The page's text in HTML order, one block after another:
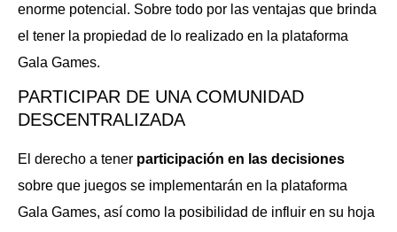
enorme potencial. Sobre todo por las ventajas que brinda
el tener la propiedad de lo realizado en la plataforma
Gala Games.
PARTICIPAR DE UNA COMUNIDAD
DESCENTRALIZADA
El derecho a tener participación en las decisiones
sobre que juegos se implementarán en la plataforma
Gala Games, así como la posibilidad de influir en su hoja